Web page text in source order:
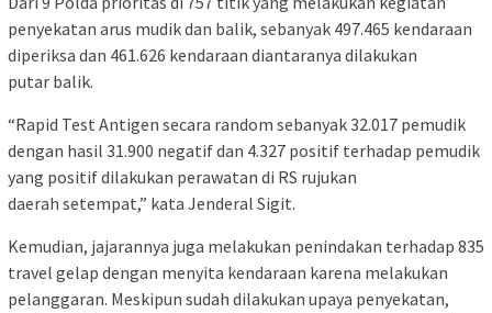
penyekatan arus mudik dan balik, sebanyak 497.465 kendaraan
diperiksa dan 461.626 kendaraan diantaranya dilakukan
putar balik.
“Rapid Test Antigen secara random sebanyak 32.017 pemudik
dengan hasil 31.900 negatif dan 4.327 positif terhadap pemudik
yang positif dilakukan perawatan di RS rujukan
daerah setempat,” kata Jenderal Sigit.
Kemudian, jajarannya juga melakukan penindakan terhadap 835
travel gelap dengan menyita kendaraan karena melakukan
pelanggaran. Meskipun sudah dilakukan upaya penyekatan,